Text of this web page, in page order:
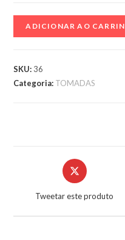
ADICIONAR AO
SKU: 36
Categoria: TOMADAS
Tweetar este produto